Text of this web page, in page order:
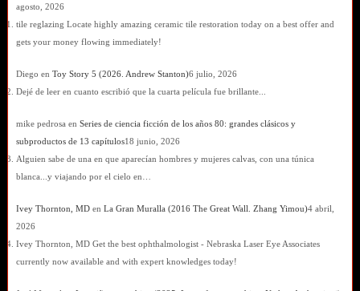
agosto, 2026
tile reglazing Locate highly amazing ceramic tile restoration today on a best offer and
gets your money flowing immediately!
Diego en Toy Story 5 (2026. Andrew Stanton)6 julio, 2026
Dejé de leer en cuanto escribió que la cuarta película fue brillante...
mike pedrosa en Series de ciencia ficción de los años 80: grandes clásicos y
subproductos de 13 capítulos18 junio, 2026
Alguien sabe de una en que aparecían hombres y mujeres calvas, con una túnica
blanca...y viajando por el cielo en…
Ivey Thornton, MDen La Gran Muralla (2016 The Great Wall. Zhang Yimou)4 abril,
2026
Ivey Thornton, MD Get the best ophthalmologist - Nebraska Laser Eye Associates
currently now available and with expert knowledges today!